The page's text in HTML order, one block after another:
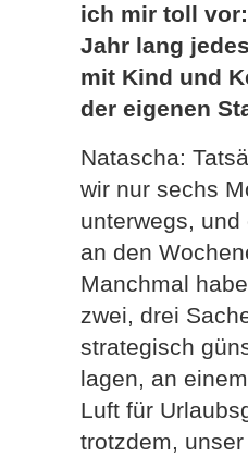
ich mir toll
Jahr lang
mit Kind und
der eigenen
Natascha:
wir nur sechs
unterwegs,
an den
Manchmal
zwei, drei
strategisch
lagen, an
Luft für
trotzdem,